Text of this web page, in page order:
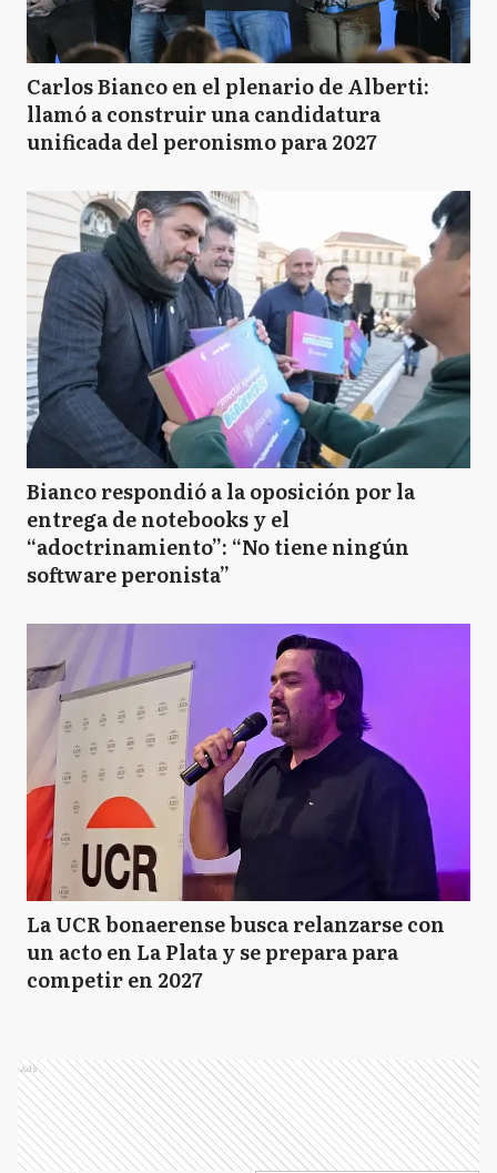
Carlos Bianco en el plenario de Alberti:
llamó a construir una candidatura
unificada del peronismo para 2027
Bianco respondió a la oposición por la
entrega de notebooks y el
“adoctrinamiento”: “No tiene ningún
software peronista”
La UCR bonaerense busca relanzarse con
un acto en La Plata y se prepara para
competir en 2027
Ads